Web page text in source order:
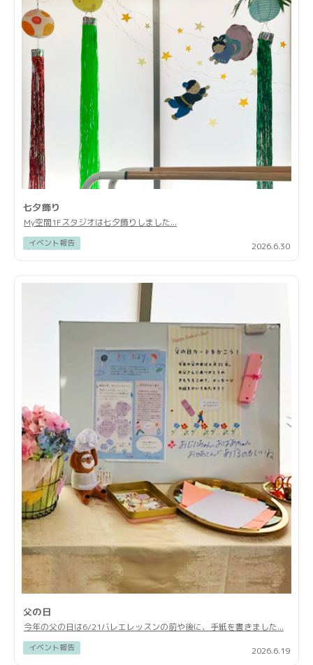
七夕飾り
My空間1Fスタジオは七夕飾りしました...
2026.6.30
イベント報告
父の日
今年の父の日は6/21バレエレッスンの前や後に、手紙を書きました...
2026.6.19
イベント報告